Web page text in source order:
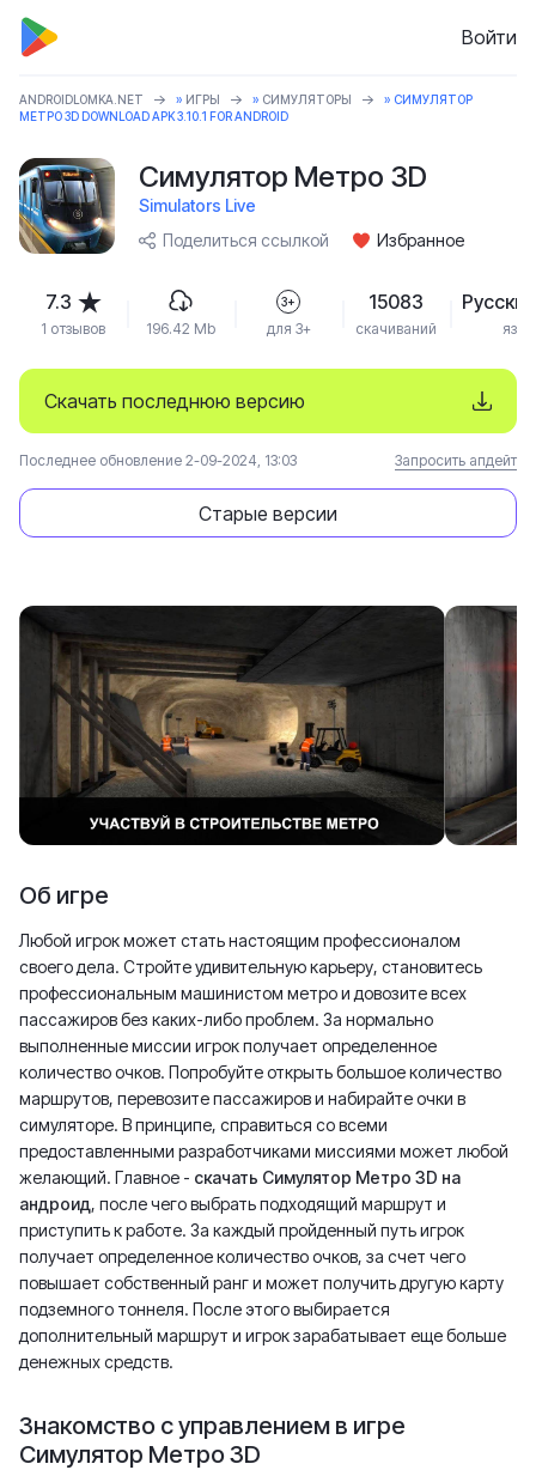
Войти
ANDROIDLOMKA.NET » ИГРЫ » СИМУЛЯТОРЫ
» СИМУЛЯТОР
МЕТРО 3D DOWNLOAD APK 3.10.1 FOR ANDROID
Симулятор Метро 3D
Simulators Live
Поделиться ссылкой
Избранное
Скачать последнюю версию
Старые версии
Последнее обновление 2-09-2024, 13:03 Запросить апдейт
7.3
1 отзывов 196.42 Mb
3+
для 3+
15083
скачиваний
Русский
язык
Об игре
Любой игрок может стать настоящим профессионалом
своего дела. Стройте удивительную карьеру, становитесь
профессиональным машинистом метро и довозите всех
пассажиров без каких-либо проблем. За нормально
выполненные миссии игрок получает определенное
количество очков. Попробуйте открыть большое количество
маршрутов, перевозите пассажиров и набирайте очки в
симуляторе. В принципе, справиться со всеми
предоставленными разработчиками миссиями может любой
желающий. Главное - скачать Симулятор Метро 3D на
андроид, после чего выбрать подходящий маршрут и
приступить к работе. За каждый пройденный путь игрок
получает определенное количество очков, за счет чего
повышает собственный ранг и может получить другую карту
подземного тоннеля. После этого выбирается
дополнительный маршрут и игрок зарабатывает еще больше
денежных средств.
Знакомство с управлением в игре
Симулятор Метро 3D